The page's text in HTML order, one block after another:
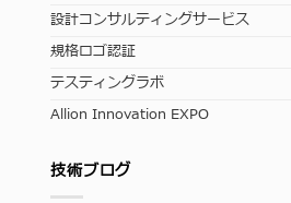
設計コンサルティングサービス
規格ロゴ認証
テスティングラボ
Allion Innovation EXPO
技術ブログ